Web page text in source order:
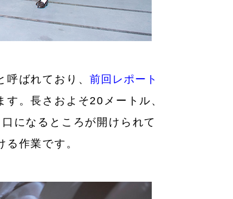
呼ばれており、前回レポート
。長さおよそ20メートル、
になるところが開けられて
作業です。